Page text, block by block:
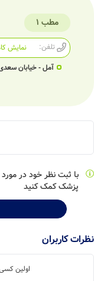
مطب 1
تلفن:
نمایش
آمل - خیابان
با ثبت نظر خود در
پزشک کمک کنید
نظرات کاربران
اولین